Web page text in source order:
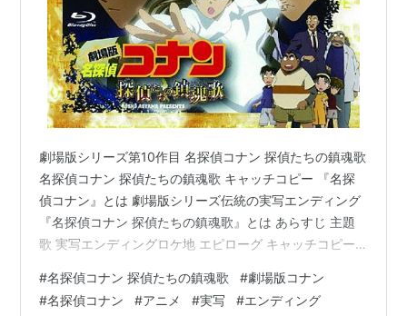
劇場版シリーズ第10作目 名探偵コナン 探偵たちの鎮魂歌
名探偵コナン 探偵たちの鎮魂歌 キャッチコピー 『名探
偵コナン』とは 劇場版シリーズ伝統の実写エンディング
『名探偵コナン 探偵たちの鎮魂歌』とは あらすじ 主題
歌 実写エンディングロケ地 エピローグ キャッチコピー
『名探偵コナン』とは 『名探偵コナン』は、1994年刊行
開始の青山剛昌先生原作による推理漫画作品であり、本
#名探偵コナン 探偵たちの鎮魂歌 #劇場版コナン
#名探偵コナン #アニメ #実写 #エンディング